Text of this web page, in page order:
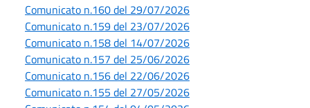
Comunicato n.160 del 29/07/2026
Comunicato n.159 del 23/07/2026
Comunicato n.158 del 14/07/2026
Comunicato n.157 del 25/06/2026
Comunicato n.156 del 22/06/2026
Comunicato n.155 del 27/05/2026